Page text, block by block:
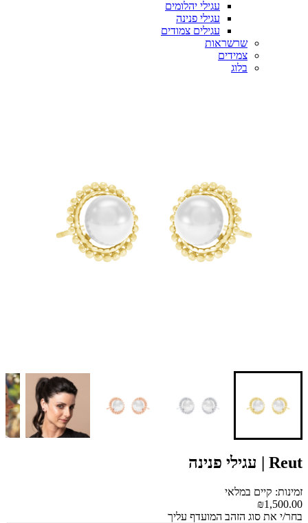
עגילי יהלומים
עגילי פנינה
עגילים צמודים
שרשראות
צמידים
בלוג
Reut | עגילי פנינה
זמינות: קיים במלאי
₪1,500.00
בחר/י את סוג הזהב המועדף עליך